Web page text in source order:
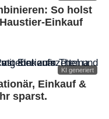
So holst
Einkauf
KI generiert
Einkauf &
sparst.